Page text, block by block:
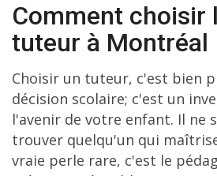
Comment choisir
tuteur à Montréal
Choisir un tuteur, c'est bien
décision scolaire; c'est un
l'avenir de votre enfant. Il ne
trouver quelqu'un qui
vraie perle rare, c'est le